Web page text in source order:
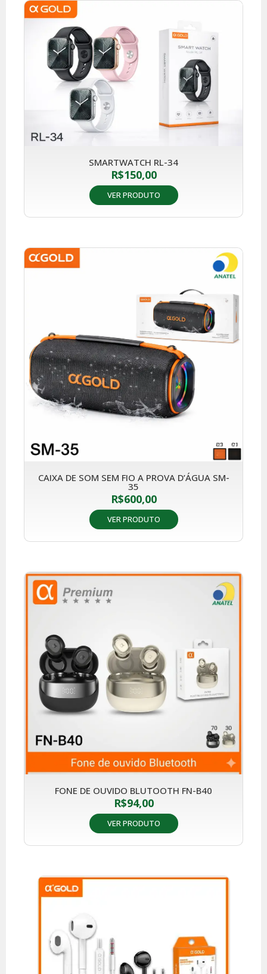
SMARTWATCH RL-34
R$150,00
VER PRODUTO
CAIXA DE SOM SEM FIO A PROVA D’ÁGUA SM-
35
R$600,00
VER PRODUTO
FONE DE OUVIDO BLUTOOTH FN-B40
R$94,00
VER PRODUTO